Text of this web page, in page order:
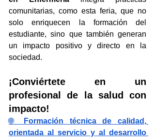
comunitarias, como esta feria, que no
solo enriquecen la formación del
estudiante, sino que también generan
un impacto positivo y directo en la
sociedad.
¡Conviértete en un
profesional de la salud con
impacto!
🌐
Formación técnica de calidad,
orientada al servicio y al desarrollo